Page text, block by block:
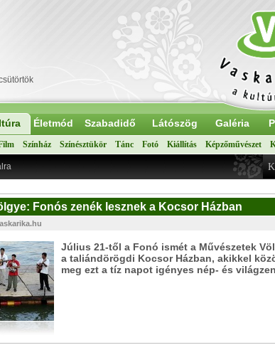
Életmód Szabadidő Látószög Galéria
Színház Színésztükör Tánc Fotó Kiállítás Képzőművészet
Fonós zenék lesznek a Kocsor Házban
Július 21-től a Fonó ismét a Művészetek
a taliándörögdi Kocsor Házban, akikkel
meg ezt a tíz napot igényes nép- és